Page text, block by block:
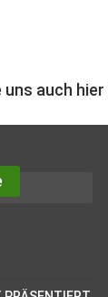
uns auch hier